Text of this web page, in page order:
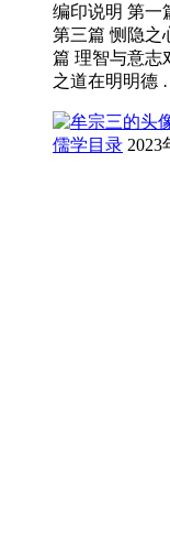
编印说明 第一
第三篇 恻隐之
篇 理智与意志
之道在明明德
儒学目录 2023